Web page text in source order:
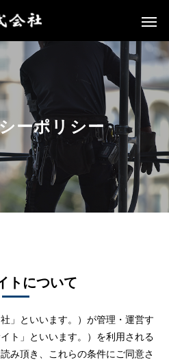
ーポリシー
トについて
」といいます。）が管理・運営す
ト」といいます。）を利用される
み頂き、これらの条件にご同意さ